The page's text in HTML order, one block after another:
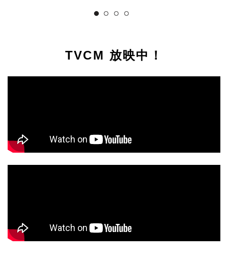
TVCM 放映中！